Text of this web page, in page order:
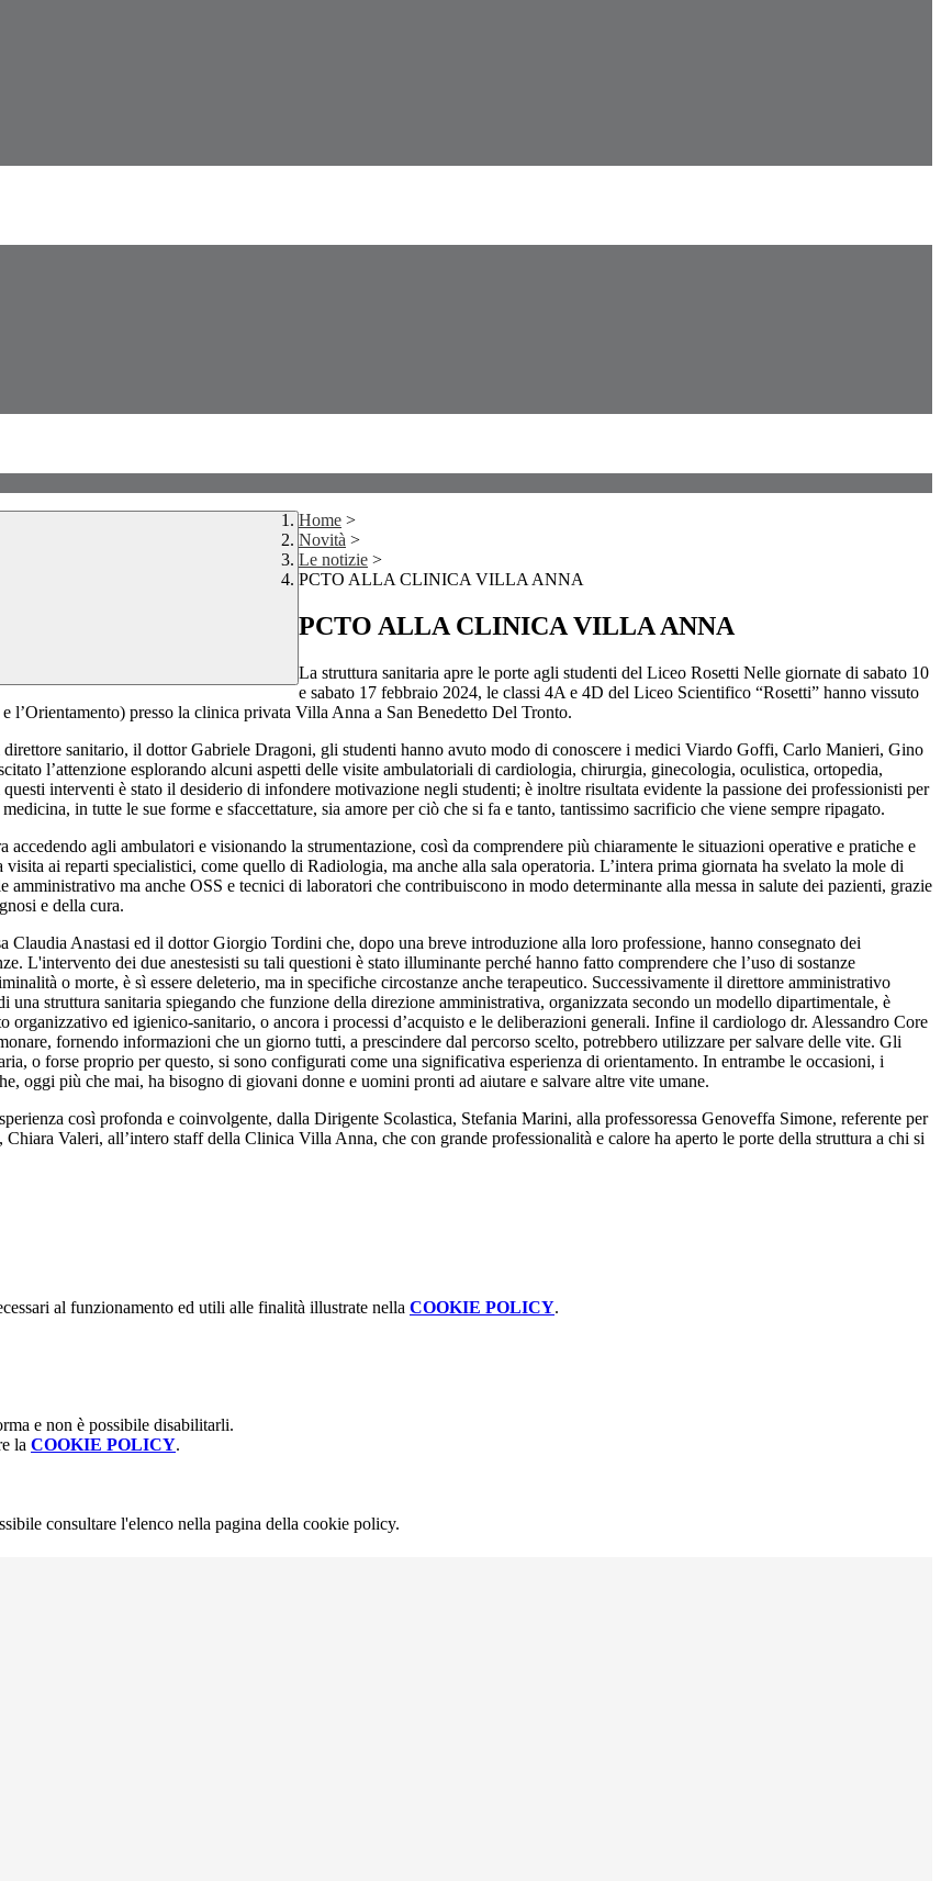
Home >
Novità >
Le notizie >
PCTO ALLA CLINICA VILLA ANNA
PCTO ALLA CLINICA VILLA ANNA
La struttura sanitaria apre le porte agli studenti del Liceo Rosetti Nelle giornate di sabato 10
e sabato 17 febbraio 2024, le classi 4A e 4D del Liceo Scientifico “Rosetti” hanno vissuto
l’Orientamento) presso la clinica privata Villa Anna a San Benedetto Del Tronto.
sanitario, il dottor Gabriele Dragoni, gli studenti hanno avuto modo di conoscere i medici Viardo Goffi, Carlo Manieri, Gino
l’attenzione esplorando alcuni aspetti delle visite ambulatoriali di cardiologia, chirurgia, ginecologia, oculistica, ortopedia,
interventi è stato il desiderio di infondere motivazione negli studenti; è inoltre risultata evidente la passione dei professionisti per
in tutte le sue forme e sfaccettature, sia amore per ciò che si fa e tanto, tantissimo sacrificio che viene sempre ripagato.
agli ambulatori e visionando la strumentazione, così da comprendere più chiaramente le situazioni operative e pratiche e
ai reparti specialistici, come quello di Radiologia, ma anche alla sala operatoria. L’intera prima giornata ha svelato la mole di
ma anche OSS e tecnici di laboratori che contribuiscono in modo determinante alla messa in salute dei pazienti, grazie
e della cura.
Claudia Anastasi ed il dottor Giorgio Tordini che, dopo una breve introduzione alla loro professione, hanno consegnato dei
L'intervento dei due anestesisti su tali questioni è stato illuminante perché hanno fatto comprendere che l’uso di sostanze
o morte, è sì essere deleterio, ma in specifiche circostanze anche terapeutico. Successivamente il direttore amministrativo
struttura sanitaria spiegando che funzione della direzione amministrativa, organizzata secondo un modello dipartimentale, è
organizzativo ed igienico-sanitario, o ancora i processi d’acquisto e le deliberazioni generali. Infine il cardiologo dr. Alessandro Core
fornendo informazioni che un giorno tutti, a prescindere dal percorso scelto, potrebbero utilizzare per salvare delle vite. Gli
o forse proprio per questo, si sono configurati come una significativa esperienza di orientamento. In entrambe le occasioni, i
oggi più che mai, ha bisogno di giovani donne e uomini pronti ad aiutare e salvare altre vite umane.
così profonda e coinvolgente, dalla Dirigente Scolastica, Stefania Marini, alla professoressa Genoveffa Simone, referente per
Valeri, all’intero staff della Clinica Villa Anna, che con grande professionalità e calore ha aperto le porte della struttura a chi si
al funzionamento ed utili alle finalità illustrate nella COOKIE POLICY.
e non è possibile disabilitarli.
la COOKIE POLICY.
consultare l'elenco nella pagina della cookie policy.